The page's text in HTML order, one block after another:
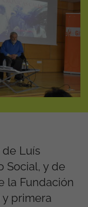
Luís
Social, y de
la Fundación
y primera